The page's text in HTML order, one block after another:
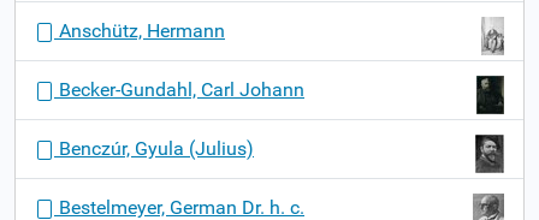
o
Anschütz, Hermann
Becker-Gundahl, Carl Johann
Benczúr, Gyula (Julius)
Bestelmeyer, German Dr. h. c.